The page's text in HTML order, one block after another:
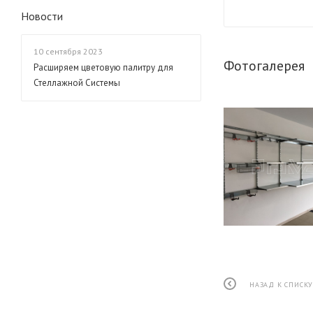
Фотогалерея
НАЗАД К СПИСКУ
Новости
10 сентября 2023
Расширяем цветовую палитру для
Стеллажной Системы